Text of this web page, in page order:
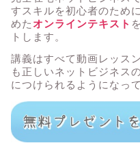
すスキルを初心者のため
めたオンラインテキスト
トします。
講義はすべて動画レッス
も正しいネットビジネス
につけられるようになっ